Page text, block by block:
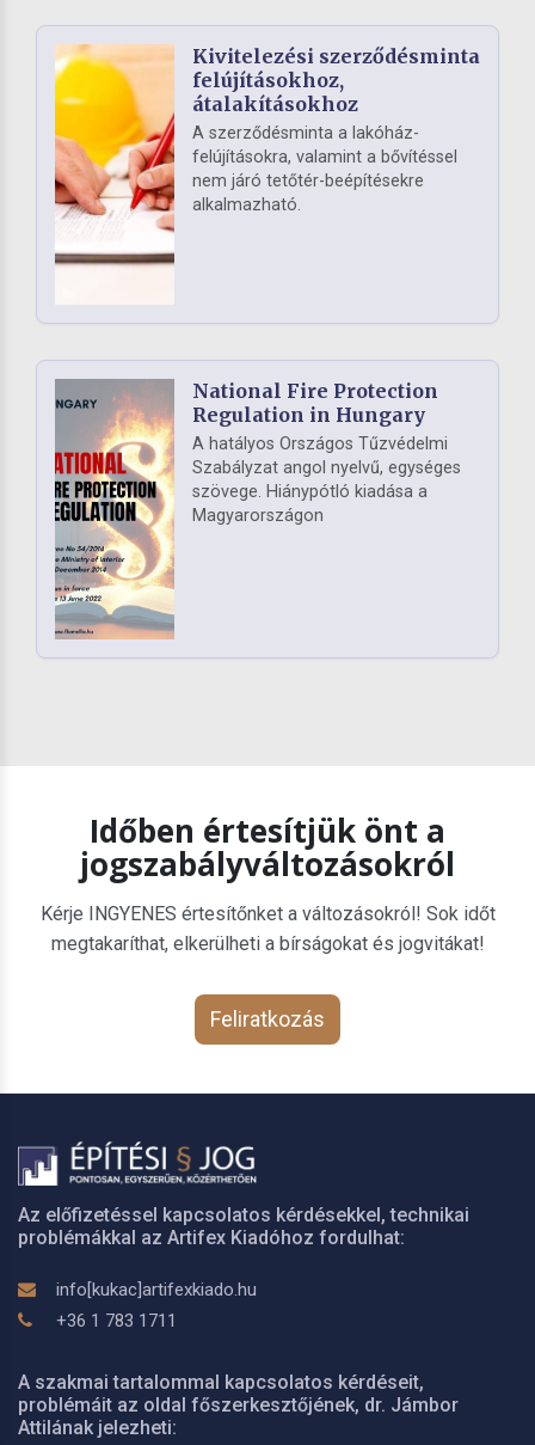
Kivitelezési szerződésminta
felújításokhoz,
átalakításokhoz
A szerződésminta a lakóház-
felújításokra, valamint a bővítéssel
nem járó tetőtér-beépítésekre
alkalmazható.
National Fire Protection
Regulation in Hungary
A hatályos Országos Tűzvédelmi
Szabályzat angol nyelvű, egységes
szövege. Hiánypótló kiadása a
Magyarországon
Időben értesítjük önt a
jogszabályváltozásokról
Kérje INGYENES értesítőnket a változásokról! Sok időt
megtakaríthat, elkerülheti a bírságokat és jogvitákat!
Feliratkozás
Az előfizetéssel kapcsolatos kérdésekkel, technikai
problémákkal az Artifex Kiadóhoz fordulhat:
info[kukac]artifexkiado.hu
+36 1 783 1711
A szakmai tartalommal kapcsolatos kérdéseit,
problémáit az oldal főszerkesztőjének, dr. Jámbor
Attilának jelezheti: